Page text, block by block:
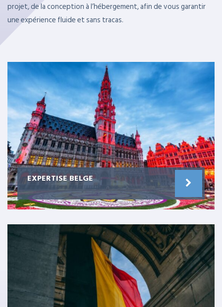
projet, de la conception à l’hébergement, afin de vous garantir
une expérience fluide et sans tracas.
EXPERTISE BELGE